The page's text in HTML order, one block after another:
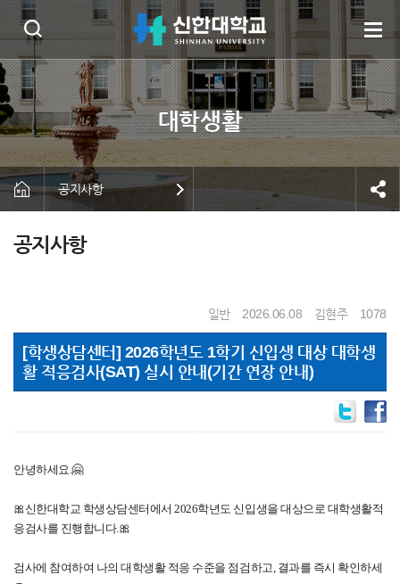
공지사항
공지사항
일반 2026.06.08 김현주 1078
[학생상담센터] 2026학년도 1학기 신입생 대상 대학생
활 적응검사(SAT) 실시 안내(기간 연장 안내)
안녕하세요.🤗
🎀신한대학교 학생상담센터에서 2026학년도 신입생을 대상으로 대학생활적
응검사를 진행합니다.🎀
검사에 참여하여 나의 대학생활 적응 수준을 점검하고, 결과를 즉시 확인하세